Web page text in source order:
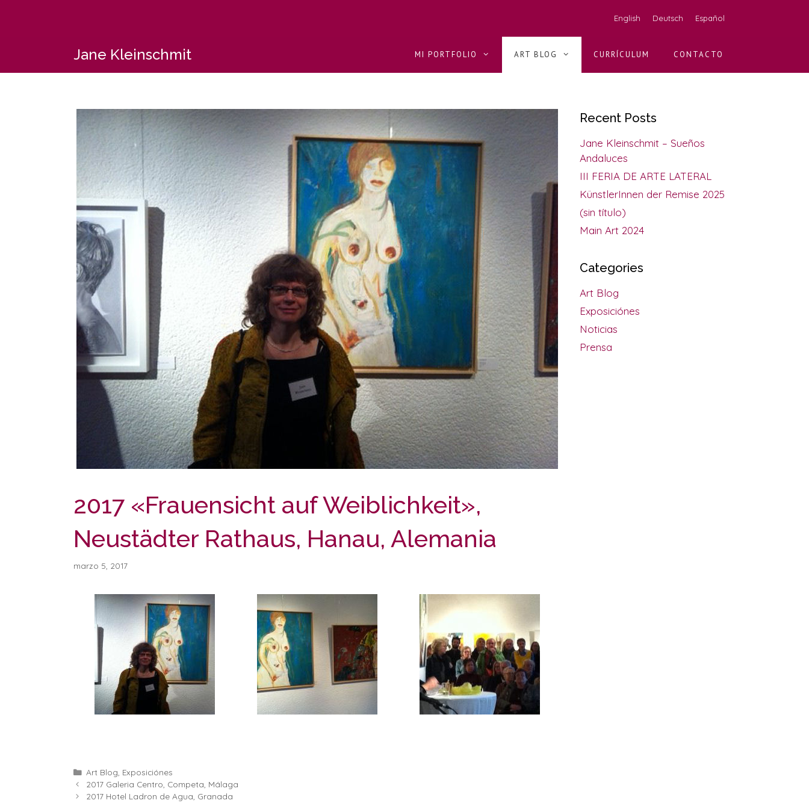
English Deutsch Español
Jane Kleinschmit MI PORTFOLIO ART BLOG CURRÍCULUM CONTACTO
2017 «Frauensicht auf Weiblichkeit»,
Neustädter Rathaus, Hanau, Alemania
marzo 5, 2017
Categorías
Art Blog Exposiciónes
2017 Galeria Centro, Competa, Málaga
2017 Hotel Ladron de Agua, Granada
Recent Posts
Jane Kleinschmit – Sueños
Andaluces
III FERIA DE ARTE LATERAL
KünstlerInnen der Remise 2025
(sin título)
Main Art 2024
Categories
Art Blog
Exposiciónes
Noticias
Prensa